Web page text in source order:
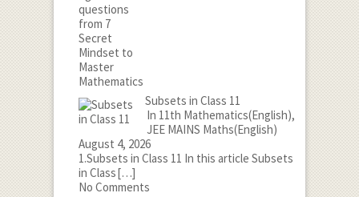
Subsets in Class 11
In 11th Mathematics(English),
JEE MAINS Maths(English)
August 4, 2026
1.Subsets in Class 11 In this article Subsets
in Class[…]
No Comments